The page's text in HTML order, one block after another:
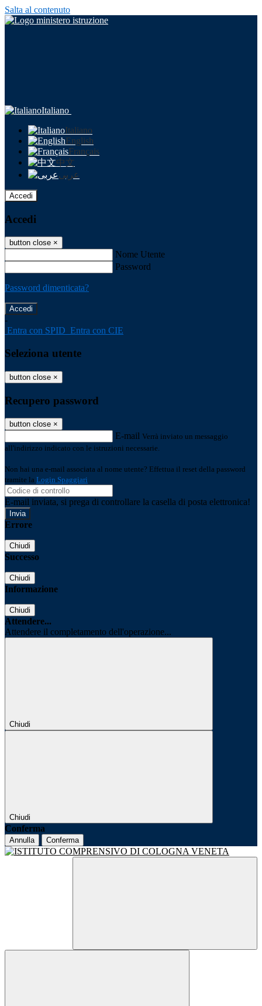
Salta al contenuto
Italiano
Italiano
English
Français
中文
عربى
Accedi
Accedi
button close ×
Nome Utente
Password
Password dimenticata?
-
Entra con SPID Entra con CIE
Seleziona utente
button close ×
Recupero password
button close ×
E-mail Verrà inviato un messaggio
all'indirizzo indicato con le istruzioni necessarie.
Non hai una e-mail associata al nome utente? Effettua il reset della password
tramite la Login Spaggiari
E-mail inviata, si prega di controllare la casella di posta elettronica!
Errore
Chiudi
Successo
Chiudi
Informazione
Chiudi
Attendere...
Attendere il completamento dell'operazione...
Chiudi
Chiudi
Conferma
Annulla Conferma